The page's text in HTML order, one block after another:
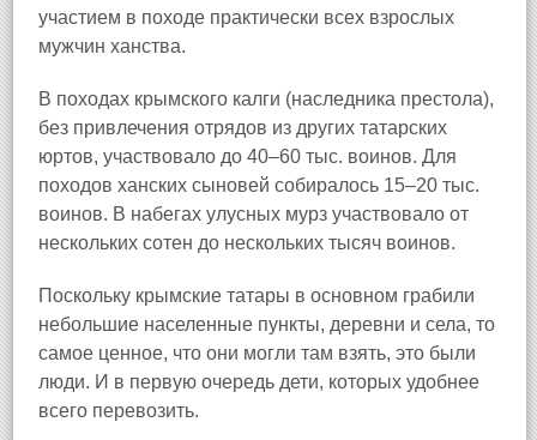
участием в походе практически всех взрослых
мужчин ханства.
В походах крымского калги (наследника престола),
без привлечения отрядов из других татарских
юртов, участвовало до 40–60 тыс. воинов. Для
походов ханских сыновей собиралось 15–20 тыс.
воинов. В набегах улусных мурз участвовало от
нескольких сотен до нескольких тысяч воинов.
Поскольку крымские татары в основном грабили
небольшие населенные пункты, деревни и села, то
самое ценное, что они могли там взять, это были
люди. И в первую очередь дети, которых удобнее
всего перевозить.